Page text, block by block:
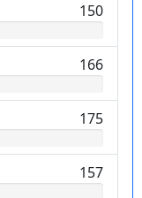
150
166
175
157